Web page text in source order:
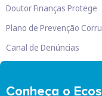
Conheça o
Doutor Finanças Protege
Plano de Prevenção
Canal de Denúncias